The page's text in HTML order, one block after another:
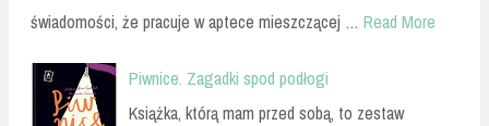
świadomości, że pracuje w aptece mieszczącej … Read More
Piwnice. Zagadki spod podłogi
Książka, którą mam przed sobą, to zestaw